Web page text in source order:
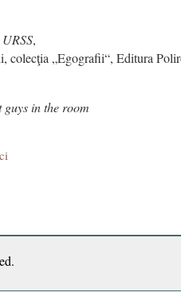
,
colecţia „Ego­grafii“, Editura
guys in the room